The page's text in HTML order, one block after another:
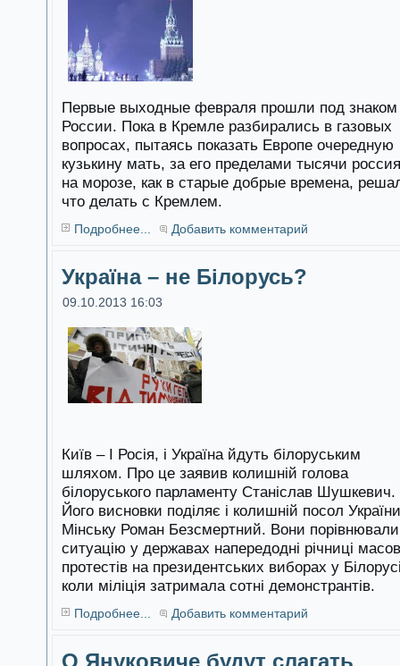
Первые выходные февраля прошли под знаком
России. Пока в Кремле разбирались в газовых
вопросах, пытаясь показать Европе очередную
кузькину мать, за его пределами тысячи
на морозе, как в старые добрые времена,
что делать с Кремлем.
Подробнее... Добавить комментарий
Україна – не Білорусь?
09.10.2013 16:03
Київ – І Росія, і Україна йдуть білоруським
шляхом. Про це заявив колишній голова
білоруського парламенту Станіслав Шушкевич.
Його висновки поділяє і колишній посол
Мінську Роман Безсмертний. Вони порівнювали
ситуацію у державах напередодні річниці
протестів на президентських виборах у
коли міліція затримала сотні демонстрантів.
Подробнее... Добавить комментарий
О Януковиче будут слагать